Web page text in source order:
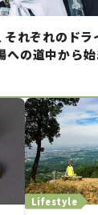
れぞれのドラ
への道中から始
Lifestyle